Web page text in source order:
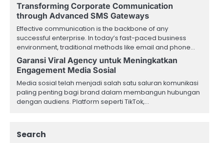
Transforming Corporate Communication
through Advanced SMS Gateways
Effective communication is the backbone of any
successful enterprise. In today’s fast-paced business
environment, traditional methods like email and phone…
Garansi Viral Agency untuk Meningkatkan
Engagement Media Sosial
Media sosial telah menjadi salah satu saluran komunikasi
paling penting bagi brand dalam membangun hubungan
dengan audiens. Platform seperti TikTok,…
Search